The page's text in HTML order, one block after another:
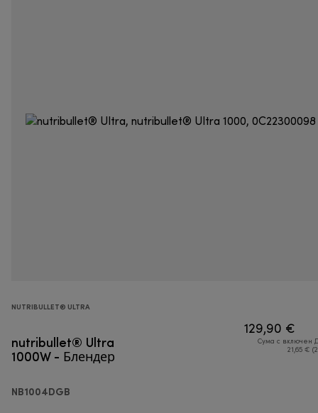
NUTRIBULLET® ULTRA
nutribullet® Ultra
1000W - Блендер
NB1004DGB
129,90 €
Сума с включен
21,65 €